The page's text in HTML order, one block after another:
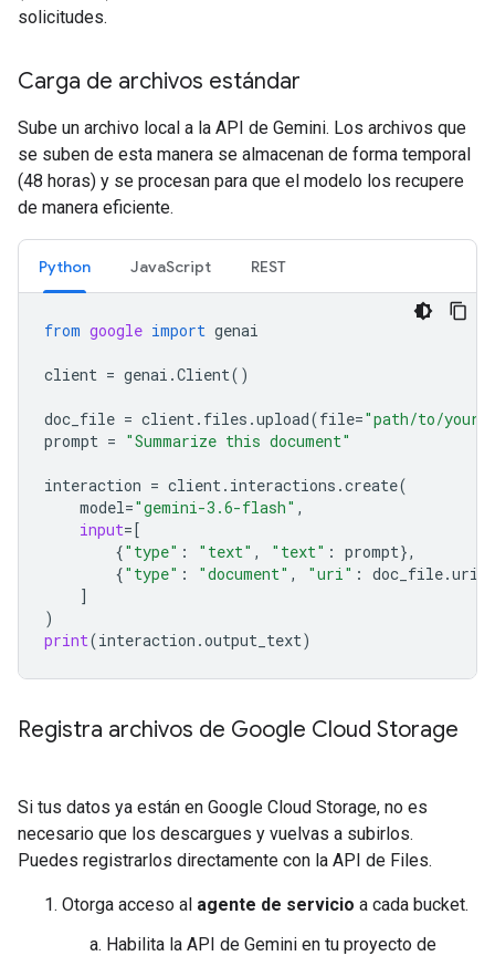
solicitudes.
Carga de archivos estándar
Sube un archivo local a la API de Gemini. Los archivos que
se suben de esta manera se almacenan de forma temporal
(48 horas) y se procesan para que el modelo los recupere
de manera eficiente.
Python JavaScript REST
from google import genai
client = genai .Client()
doc_file = client. files .upload(file="path/to/your/
prompt = "Summarize this document"
interaction = client. interactions .create(
model="gemini-3.6-flash" ,
input=[
{"type" : "text" , "text" : prompt},
{"type" : "document" , "uri" : doc_file.uri
]
)
print(interaction .output_text)
Registra archivos de Google Cloud Storage
Si tus datos ya están en Google Cloud Storage, no es
necesario que los descargues y vuelvas a subirlos.
Puedes registrarlos directamente con la API de Files.
Otorga acceso al agente de servicio a cada bucket.
Habilita la API de Gemini en tu proyecto de